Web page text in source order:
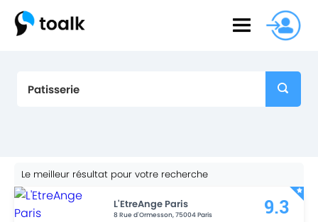
Le meilleur résultat pour votre recherche
L'EtreAnge Paris
8 Rue d'Ormesson,75004Paris
9.3